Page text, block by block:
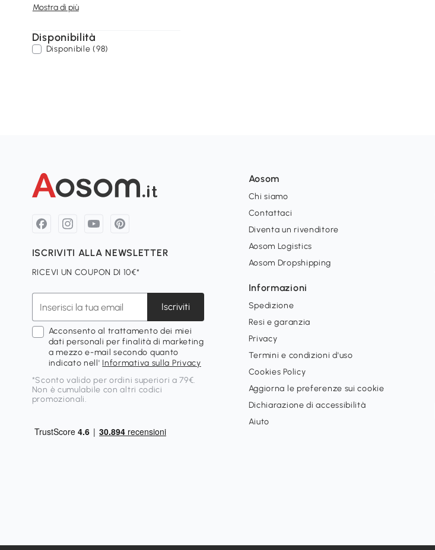
Mostra di più
Disponibilità
Disponibile (98)
ISCRIVITI ALLA NEWSLETTER
RICEVI UN COUPON DI 10€*
Iscriviti
Acconsento al trattamento dei miei
dati personali per finalità di marketing
a mezzo e-mail secondo quanto
indicato nell' Informativa sulla Privacy
*Sconto valido per ordini superiori a 79€.
Non è cumulabile con altri codici
promozionali.
Aosom
Chi siamo
Contattaci
Diventa un rivenditore
Aosom Logistics
Aosom Dropshipping
Informazioni
Spedizione
Resi e garanzia
Privacy
Termini e condizioni d'uso
Cookies Policy
Aggiorna le preferenze sui cookie
Dichiarazione di accessibilità
Aiuto